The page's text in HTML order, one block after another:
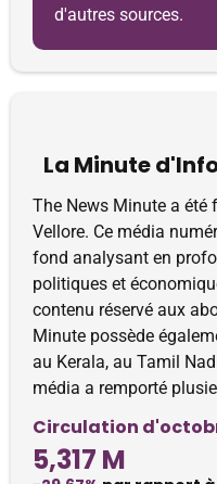
d'autres sources.
La Minute
The News Minute a été
Vellore. Ce média
fond analysant en
politiques et
contenu réservé aux
Minute possède
au Kerala, au Tamil
média a remporté
Circulation
5,317 M